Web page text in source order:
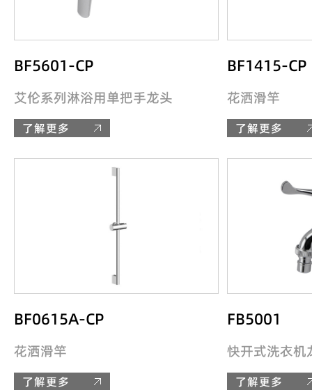
BF5601-CP
艾伦系列淋浴用单把手龙头
了解更多
BF1415-CP
花洒滑竿
了解更多
BF0615A-CP
花洒滑竿
了解更多
FB5001
快开式洗衣机
了解更多